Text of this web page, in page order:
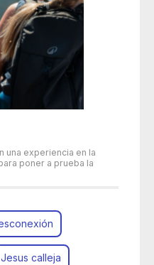
una experiencia en la
poner a prueba la
Jesus calleja